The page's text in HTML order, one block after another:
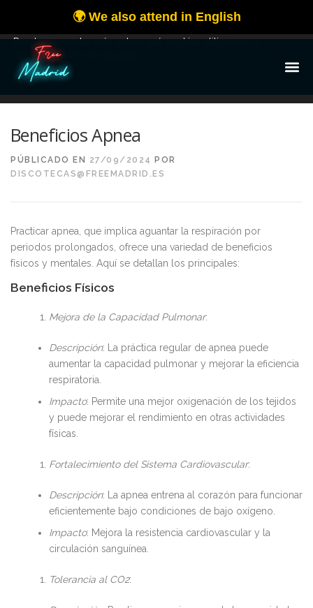
Beneficios Apnea
PÚBLICADO EN 27/09/2024
POR
DISCOTECAS@FREEMADRID.ES
Practicar apnea, que implica aguantar la respiración por
periodos prolongados, ofrece una variedad de beneficios
físicos y mentales. Aquí se detallan los principales:
Beneficios Físicos
Mejora de la Capacidad Pulmonar:
Descripción: La práctica regular de apnea puede
aumentar la capacidad pulmonar y mejorar la eficiencia
respiratoria.
Impacto: Permite una mejor oxigenación de los tejidos
y puede mejorar el rendimiento en otras actividades
físicas.
Fortalecimiento del Sistema Cardiovascular:
Descripción: La apnea entrena al corazón para funcionar
eficientemente bajo condiciones de bajo oxígeno.
Impacto: Mejora la resistencia cardiovascular y la
circulación sanguínea.
Tolerancia al CO2:
Utilizamos cookies para ofrecerte la mejor experiencia en
Puedes aprender más sobre qué cookies utilizamos o
desactivarlas en los
OK